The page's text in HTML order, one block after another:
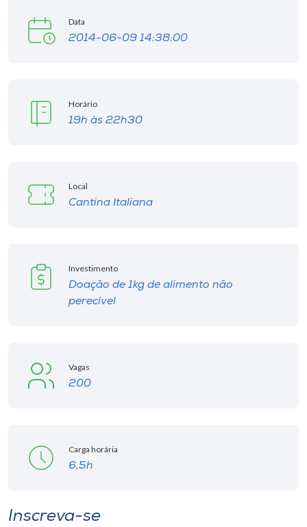
Unoesc
Selecione
o idioma
Data
2014-06-09 14:38:00
Horário
19h às 22h30
Local
Cantina Italiana
Investimento
Doação de 1kg de alimento não
perecível
Vagas
200
Carga horária
6,5h
Inscreva-se